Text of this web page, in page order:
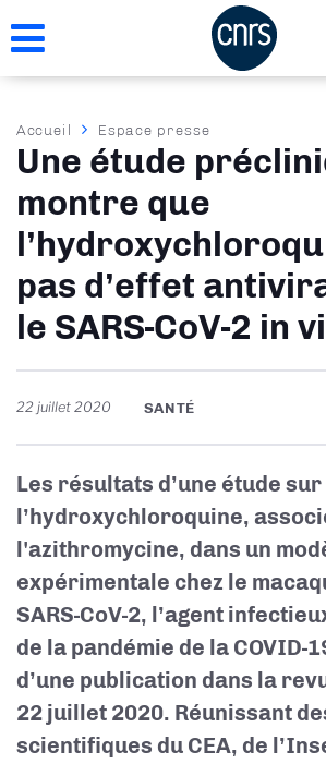
au
Fil
d'Ariane
Accueil Espace presse
Une étude
montre que
pas d’effet
le SARS-CoV-2 in
22 juillet 2020 SANTÉ
Les résultats d’une étude
l’hydroxychloroquine,
l'azithromycine, dans un
expérimentale chez le
SARS-CoV-2, l’agent
de la pandémie de la COVID-
d’une publication dans la
22 juillet 2020. Réunissant
scientifiques du CEA, de